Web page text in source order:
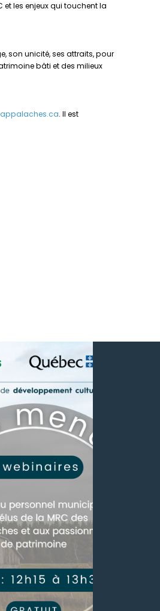
les enjeux qui touchent la
son unicité, ses attraits, pour
bâti et des milieux
. Il est